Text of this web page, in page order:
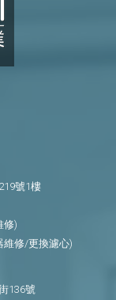
號1樓
修)
維修/更換濾心)
136號